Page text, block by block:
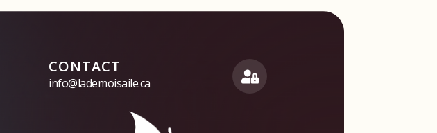
CONTACT
info@lademoisaile.ca